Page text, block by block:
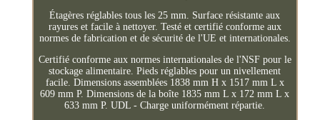
Étagères réglables tous les 25 mm. Surface résistante aux
rayures et facile à nettoyer. Testé et certifié conforme aux
normes de fabrication et de sécurité de l'UE et internationales.
Certifié conforme aux normes internationales de l'NSF pour le
stockage alimentaire. Pieds réglables pour un nivellement
facile. Dimensions assemblées 1838 mm H x 1517 mm L x
609 mm P. Dimensions de la boîte 1835 mm L x 172 mm L x
633 mm P. UDL - Charge uniformément répartie.